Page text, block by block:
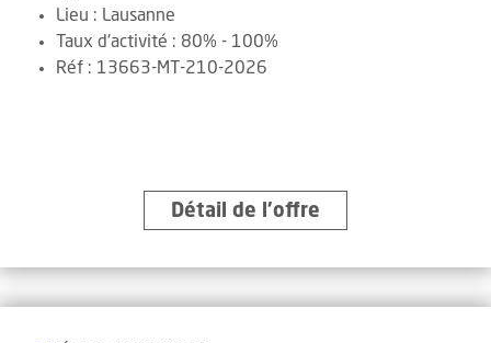
Lieu : Lausanne
Taux d'activité : 80% - 100%
Réf : 13663-MT-210-2026
Détail de l’offre